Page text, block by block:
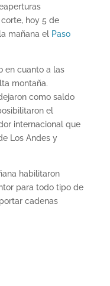
hoy 5 de
mañana el Paso
en cuanto a las
montaña.
como saldo
el
internacional que
Los Andes y
habilitaron
para todo tipo de
cadenas